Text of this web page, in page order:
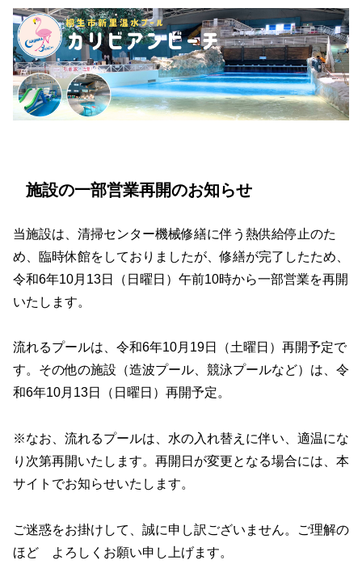
施設の一部営業再開のお知らせ
当施設は、清掃センター機械修繕に伴う熱供給停止のた
め、臨時休館をしておりましたが、修繕が完了したため、
令和6年10月13日（日曜日）午前10時から一部営業を再開
いたします。
流れるプールは、令和6年10月19日（土曜日）再開予定で
す。その他の施設（造波プール、競泳プールなど）は、令
和6年10月13日（日曜日）再開予定。
※なお、流れるプールは、水の入れ替えに伴い、適温にな
り次第再開いたします。再開日が変更となる場合には、本
サイトでお知らせいたします。
ご迷惑をお掛けして、誠に申し訳ございません。ご理解の
ほど よろしくお願い申し上げます。